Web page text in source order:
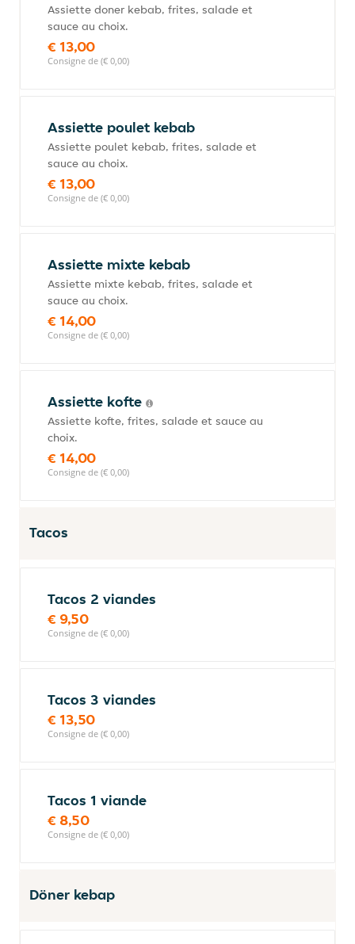
Assiette doner kebab, frites, salade et
sauce au choix.
€ 13,00
Consigne de (€ 0,00)
Assiette poulet kebab
Assiette poulet kebab, frites, salade et
sauce au choix.
€ 13,00
Consigne de (€ 0,00)
Assiette mixte kebab
Assiette mixte kebab, frites, salade et
sauce au choix.
€ 14,00
Consigne de (€ 0,00)
Assiette kofte
Assiette kofte, frites, salade et sauce au
choix.
€ 14,00
Consigne de (€ 0,00)
Tacos
Tacos 2 viandes
€ 9,50
Consigne de (€ 0,00)
Tacos 3 viandes
€ 13,50
Consigne de (€ 0,00)
Tacos 1 viande
€ 8,50
Consigne de (€ 0,00)
Döner kebap